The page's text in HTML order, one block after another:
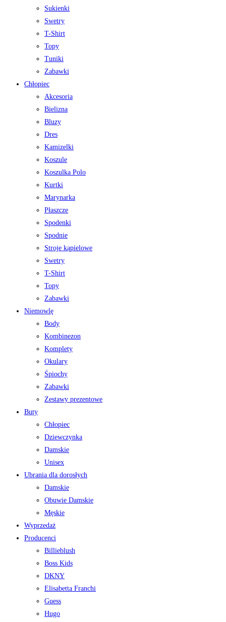
Sukienki
Swetry
T-Shirt
Topy
Tuniki
Zabawki
Chłopiec
Akcesoria
Bielizna
Bluzy
Dres
Kamizelki
Koszule
Koszulka Polo
Kurtki
Marynarka
Płaszcze
Spodenki
Spodnie
Stroje kąpielowe
Swetry
T-Shirt
Topy
Zabawki
Niemowlę
Body
Kombinezon
Komplety
Okulary
Śpiochy
Zabawki
Zestawy prezentowe
Buty
Chłopiec
Dziewczynka
Damskie
Unisex
Ubrania dla dorosłych
Damskie
Obuwie Damskie
Męskie
Wyprzedaż
Producenci
Billieblush
Boss Kids
DKNY
Elisabetta Franchi
Guess
Hugo